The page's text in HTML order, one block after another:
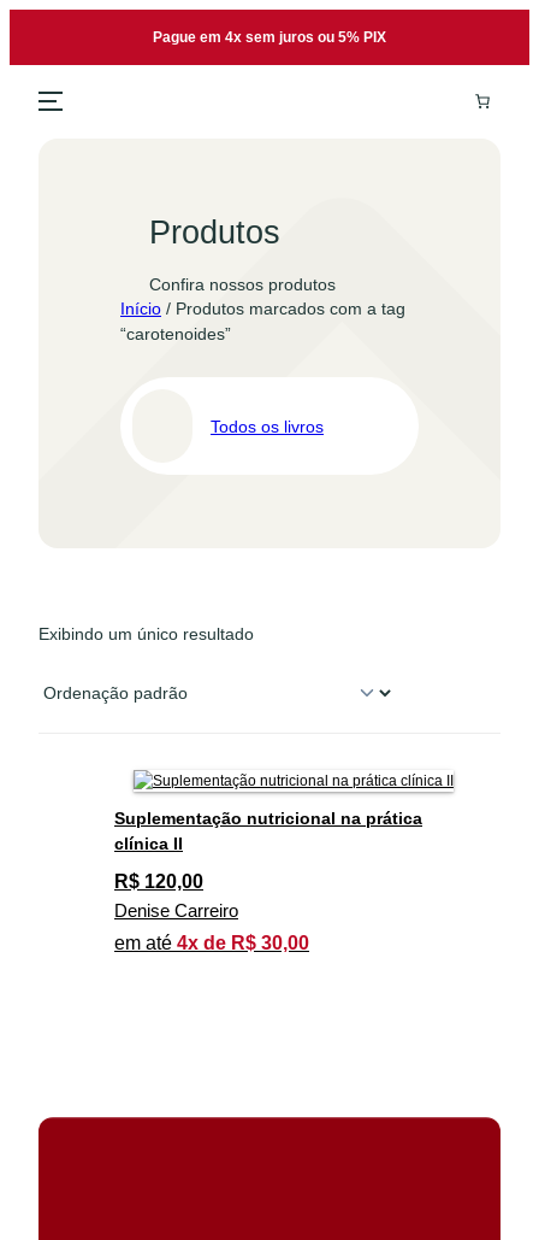
o
Pague em 4x sem juros ou 5% PIX
Produtos
Confira nossos produtos
Início / Produtos marcados com a tag
“carotenoides”
Todos os livros
Exibindo um único resultado
Suplementação nutricional na prática
clínica II
R$ 120,00
Denise Carreiro
em até 4x de R$ 30,00